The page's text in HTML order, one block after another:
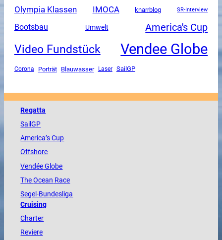
Olympia Klassen IMOCA knarrblog SR-Interview
Bootsbau Umwelt America's Cup
Video Fundstück Vendee Globe
Corona Porträt Blauwasser Laser SailGP
Regatta
SailGP
America’s Cup
Offshore
VendéeGlobe
TheOcean Race
Segel-Bundesliga
Cruising
Charter
Reviere